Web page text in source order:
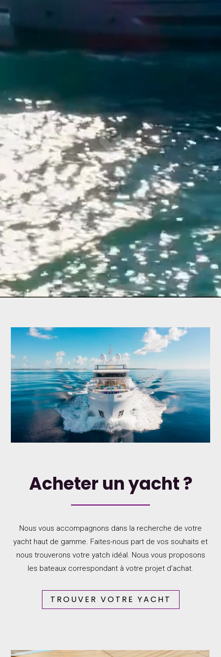
Acheter un yacht ?
Nous vous accompagnons dans la recherche de votre
yacht haut de gamme. Faites-nous part de vos souhaits et
nous trouverons votre yatch idéal. Nous vous proposons
les bateaux correspondant à votre projet d’achat.
TROUVER VOTRE YACHT